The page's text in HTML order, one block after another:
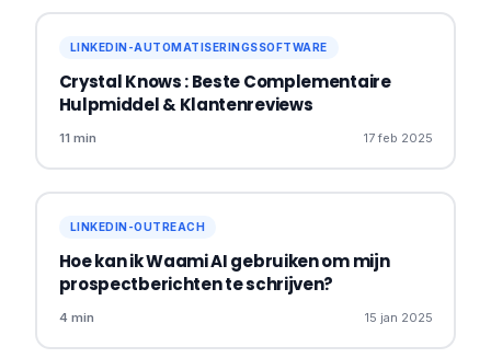
LINKEDIN-AUTOMATISERINGSSOFTWARE
Crystal Knows : Beste Complementaire
Hulpmiddel & Klantenreviews
11 min 17 feb 2025
LINKEDIN-OUTREACH
Hoe kan ik Waami AI gebruiken om mijn
prospectberichten te schrijven?
4 min 15 jan 2025